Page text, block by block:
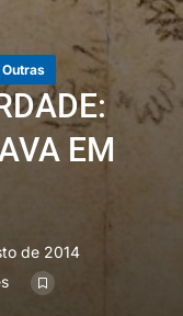
EM
de 2014